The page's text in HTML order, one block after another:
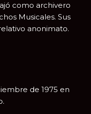
como archivero
Musicales. Sus
anonimato.
de 1975 en